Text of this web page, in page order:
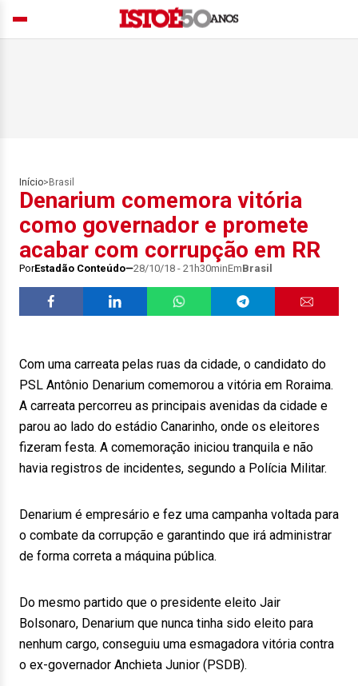
Início> Brasil
Denarium comemora vitória
como governador e promete
acabar com corrupção em RR
PorEstadão Conteúdo 28/10/18 - 21h30minEmBrasil
Com uma carreata pelas ruas da cidade, o candidato do
PSL Antônio Denarium comemorou a vitória em Roraima.
A carreata percorreu as principais avenidas da cidade e
parou ao lado do estádio Canarinho, onde os eleitores
fizeram festa. A comemoração iniciou tranquila e não
havia registros de incidentes, segundo a Polícia Militar.
Denarium é empresário e fez uma campanha voltada para
o combate da corrupção e garantindo que irá administrar
de forma correta a máquina pública.
Do mesmo partido que o presidente eleito Jair
Bolsonaro, Denarium que nunca tinha sido eleito para
nenhum cargo, conseguiu uma esmagadora vitória contra
o ex-governador Anchieta Junior (PSDB).